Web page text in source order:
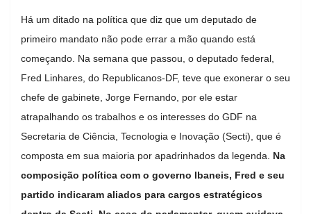
Há um ditado na política que diz que um deputado de
primeiro mandato não pode errar a mão quando está
começando. Na semana que passou, o deputado federal,
Fred Linhares, do Republicanos-DF, teve que exonerar o seu
chefe de gabinete, Jorge Fernando, por ele estar
atrapalhando os trabalhos e os interesses do GDF na
Secretaria de Ciência, Tecnologia e Inovação (Secti), que é
composta em sua maioria por apadrinhados da legenda. Na
composição política com o governo Ibaneis, Fred e seu
partido indicaram aliados para cargos estratégicos